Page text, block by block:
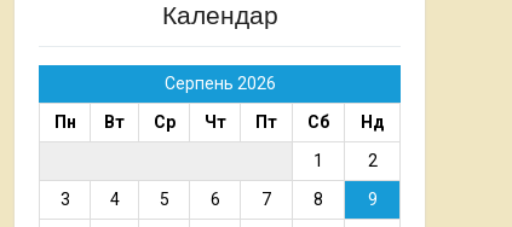
Календар
Серпень 2026
Пн
Вт Ср Чт Пт Сб
Нд
1
2
3
4 5 6 7 8
9